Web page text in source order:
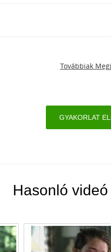
Továbbiak
GYAKORLAT
Hasonló